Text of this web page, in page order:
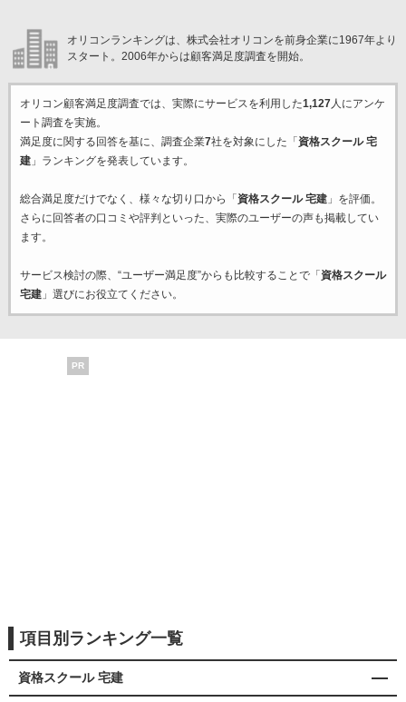
オリコンランキングは、株式会社オリコンを前身企業に1967年より
スタート。2006年からは顧客満足度調査を開始。
オリコン顧客満足度調査では、実際にサービスを利用した1,127人にアンケ
ート調査を実施。
満足度に関する回答を基に、調査企業7社を対象にした「 資格スクール 宅
建」ランキングを発表しています。
総合満足度だけでなく、様々な切り口から「 資格スクール 宅建」を評価。
さらに回答者の口コミや評判といった、実際のユーザーの声も掲載してい
ます。
サービス検討の際、“ユーザー満足度”からも比較することで「 資格スクール
宅建」選びにお役立てください。
PR
項目別ランキング一覧
資格スクール 宅建